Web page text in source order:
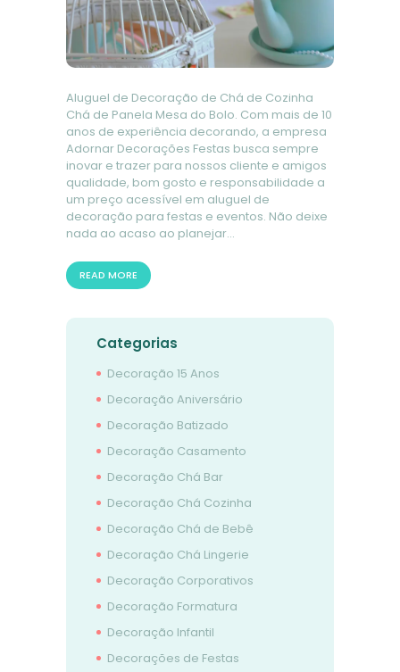
Aluguel de Decoração de Chá de Cozinha
Chá de Panela Mesa do Bolo. Com mais de 10
anos de experiência decorando, a empresa
Adornar Decorações Festas busca sempre
inovar e trazer para nossos cliente e amigos
qualidade, bom gosto e responsabilidade a
um preço acessível em aluguel de
decoração para festas e eventos. Não deixe
nada ao acaso ao planejar…
READ MORE
Categorias
Decoração 15 Anos
Decoração Aniversário
Decoração Batizado
Decoração Casamento
Decoração Chá Bar
Decoração Chá Cozinha
Decoração Chá de Bebê
Decoração Chá Lingerie
Decoração Corporativos
Decoração Formatura
Decoração Infantil
Decorações de Festas